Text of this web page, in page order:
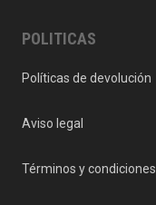
POLITICAS
Políticas de devolución
Aviso legal
Términos y condiciones